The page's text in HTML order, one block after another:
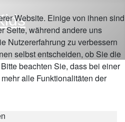
Website. Einige von ihnen sind
Seite, während andere uns
Nutzererfahrung zu verbessern
selbst entscheiden, ob Sie die
beachten Sie, dass bei einer
alle Funktionalitäten der